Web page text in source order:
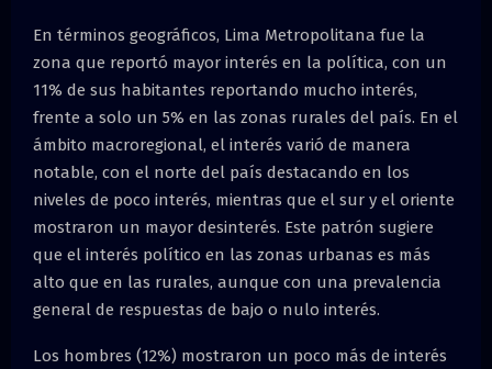
En términos geográficos, Lima Metropolitana fue la
zona que reportó mayor interés en la política, con un
11% de sus habitantes reportando mucho interés,
frente a solo un 5% en las zonas rurales del país. En el
ámbito macroregional, el interés varió de manera
notable, con el norte del país destacando en los
niveles de poco interés, mientras que el sur y el oriente
mostraron un mayor desinterés. Este patrón sugiere
que el interés político en las zonas urbanas es más
alto que en las rurales, aunque con una prevalencia
general de respuestas de bajo o nulo interés.
Los hombres (12%) mostraron un poco más de interés